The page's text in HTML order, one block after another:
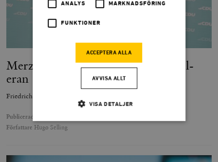
Merz revansch och slutet på Merkel-
eran
Friedrich Merz gör upp med Merkels snedsteg.
Publicerad
Författare Hugo Selling
ANALYS MARKNADSFÖRING
FUNKTIONER
ACCEPTERA ALLA
AVVISA ALLT
VISA DETALJER
Marknadsföring Funktioner